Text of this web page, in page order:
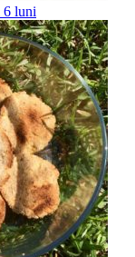
6 luni